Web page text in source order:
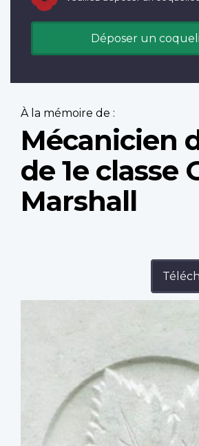
Déposer un
À la mémoire de :
Mécanicien
de 1e classe
Marshall